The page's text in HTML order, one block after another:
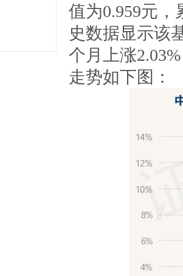
值为0.959元，
史数据显示该
个月上涨
走势如下图：